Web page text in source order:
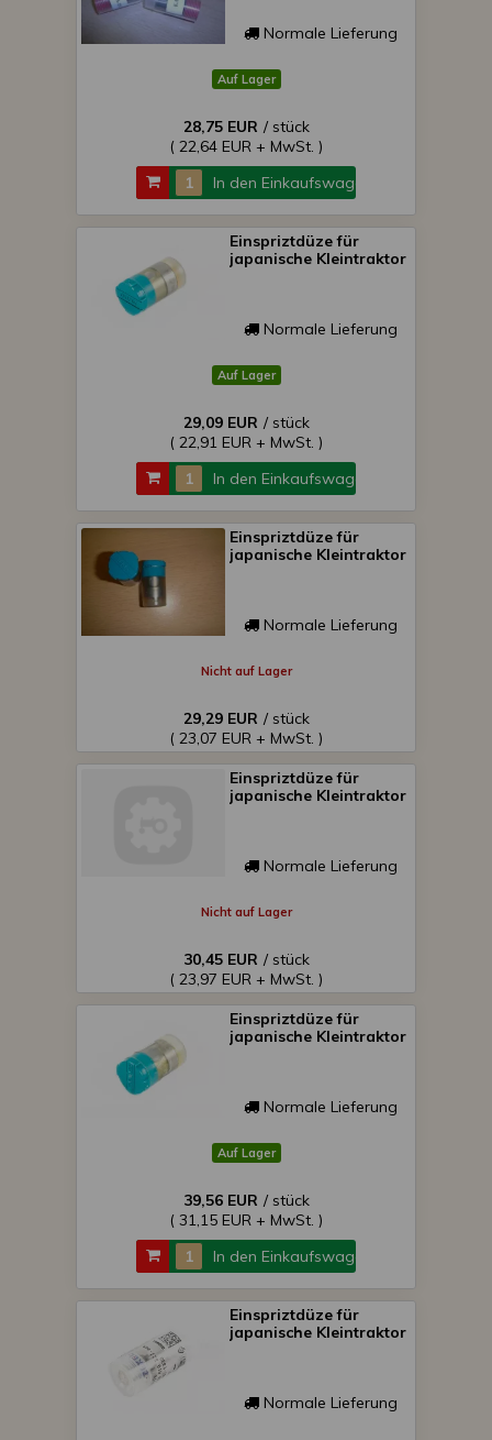
Normale Lieferung
Auf Lager
28,75 EUR / stück
( 22,64 EUR + MwSt. )
In den Einkaufswagen
Einspriztdüze für
japanische Kleintraktor
Normale Lieferung
Auf Lager
29,09 EUR / stück
( 22,91 EUR + MwSt. )
In den Einkaufswagen
Einspriztdüze für
japanische Kleintraktor
Normale Lieferung
Nicht auf Lager
29,29 EUR / stück
( 23,07 EUR + MwSt. )
Einspriztdüze für
japanische Kleintraktor
Normale Lieferung
Nicht auf Lager
30,45 EUR / stück
( 23,97 EUR + MwSt. )
Einspriztdüze für
japanische Kleintraktor
Normale Lieferung
Auf Lager
39,56 EUR / stück
( 31,15 EUR + MwSt. )
In den Einkaufswagen
Einspriztdüze für
japanische Kleintraktor
Normale Lieferung